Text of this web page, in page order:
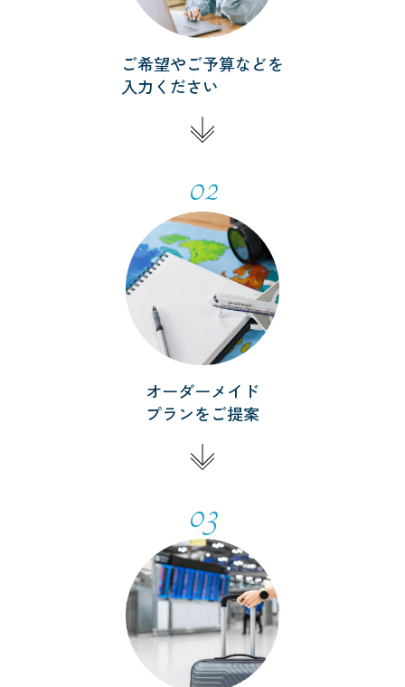
ご希望やご予算などを
入力ください
02
オーダーメイド
プランをご提案
03